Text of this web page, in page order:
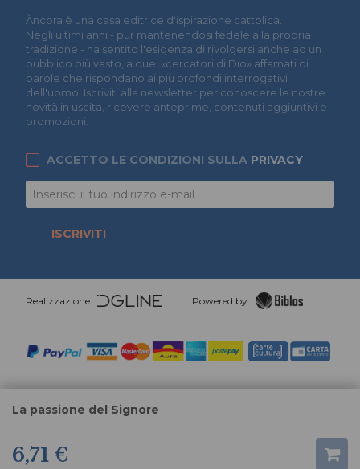
La passione del Signore
6,71 €
Àncora è una casa editrice d'ispirazione cattolica.
Negli ultimi anni - pur mantenendosi fedele alla propria
tradizione - ha sentito l'esigenza di rivolgersi anche ad un
pubblico più vasto, a quei «cercatori di Dio» affamati di
parole che rispondano ai più profondi interrogativi
dell'uomo. Iscriviti alla newsletter per conoscere le nostre
novità in uscita, ricevere anteprime, contenuti aggiuntivi e
promozioni.
ACCETTO LE CONDIZIONI SULLA PRIVACY
ISCRIVITI
Realizzazione: Powered by: